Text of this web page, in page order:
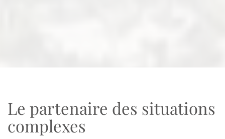
Le partenaire des situations
complexes